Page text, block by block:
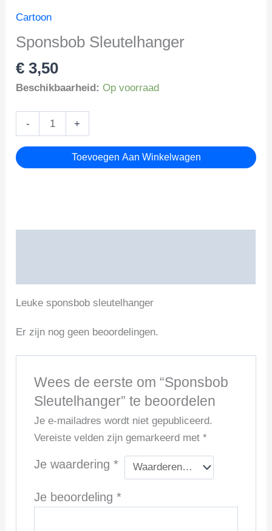
Cartoon
Sponsbob Sleutelhanger
€ 3,50
Beschikbaarheid: Op voorraad
-
Sponsbob
Sleutelhanger
aantal
+
Toevoegen Aan Winkelwagen
Leuke sponsbob sleutelhanger
Er zijn nog geen beoordelingen.
Wees de eerste om “Sponsbob
Sleutelhanger” te beoordelen
Je e-mailadres wordt niet gepubliceerd.
Vereiste velden zijn gemarkeerd met *
Je waardering *
Je beoordeling *